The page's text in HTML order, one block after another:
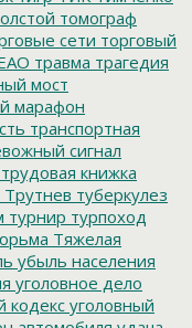
томограф
сети торговый
травма трагедия
мост
марафон
транспортная
сигнал
трудовая книжка
Трутнев туберкулез
турнир турпоход
Тяжелая
убыль населения
уголовное дело
кодекс уголовный